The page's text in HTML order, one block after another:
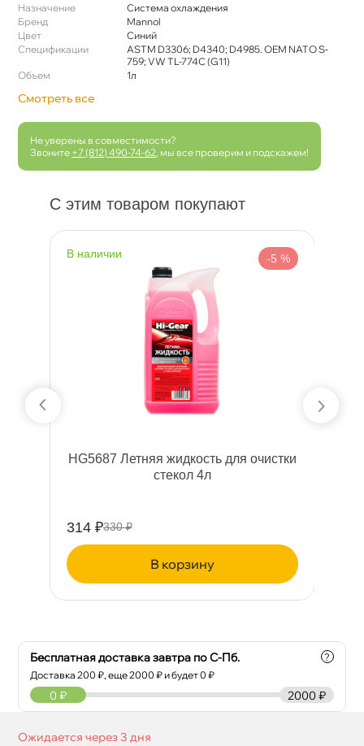
Назначение
Система охлаждения
Бренд
Mannol
Цвет
Синий
Спецификации
ASTM D3306; D4340; D4985. OEM NATO S-
759; VW TL-774C (G11)
Объем
1л
Смотреть все
Не уверены в совместимости?
Звоните +7 (812) 490-74-62 , мы все проверим и подскажем!
С этим товаром покупают
наличии -5 %
HG5687 Летняя жидкость для очистки
стекол 4л
314 ₽330 ₽
корзину
Бесплатная доставка завтра по С-Пб.
Доставка200 ₽, еще2000 ₽ и будет 0 ₽
?
2000 ₽
0 ₽
Ожидается через 3 дня